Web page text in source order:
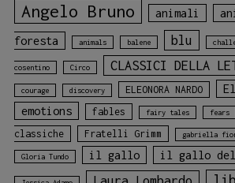
Angelo Bruno animali
foresta animals balene blu
cosentino Circo CLASSICI DELLA
courage discovery ELEONORA NARDO
emotions
fables fairy tales fears
classiche
Fratelli Grimm gabriella
Gloria Tundo il gallo il gallo